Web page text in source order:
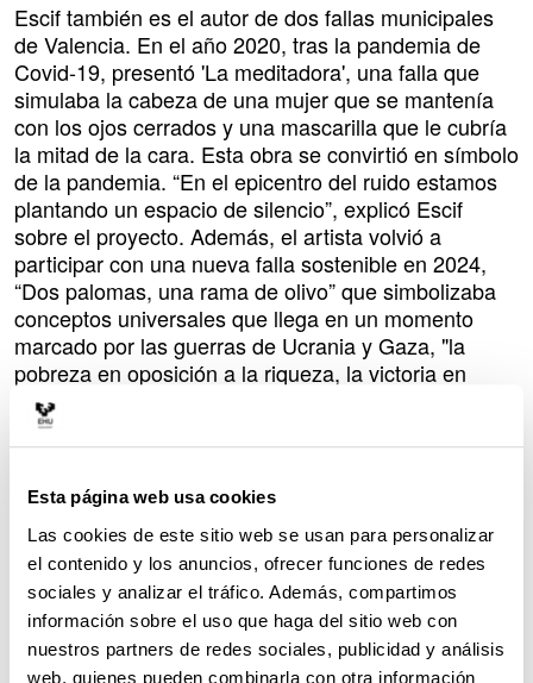
Esta página web usa cookies
Las cookies de este sitio web se usan para personalizar
el contenido y los anuncios, ofrecer funciones de redes
sociales y analizar el tráfico. Además, compartimos
información sobre el uso que haga del sitio web con
nuestros partners de redes sociales, publicidad y análisis
web, quienes pueden combinarla con otra información
Escif también es el autor de dos fallas municipales
de Valencia. En el año 2020, tras la pandemia de
Covid-19, presentó 'La meditadora', una falla que
simulaba la cabeza de una mujer que se mantenía
con los ojos cerrados y una mascarilla que le cubría
la mitad de la cara. Esta obra se convirtió en símbolo
de la pandemia. “En el epicentro del ruido estamos
plantando un espacio de silencio”, explicó Escif
sobre el proyecto. Además, el artista volvió a
participar con una nueva falla sostenible en 2024,
“Dos palomas, una rama de olivo” que simbolizaba
conceptos universales que llega en un momento
marcado por las guerras de Ucrania y Gaza, "la
pobreza en oposición a la riqueza, la victoria en
oposición a la derrota, la fuerza en oposición a la
debilidad, y nosotros en oposición a los otros",
destacó el artista sobre la obra.
Últimamente, ha estado pintando varios murales en
Canadá, Francia y España y prepara su próxima
exposición individual en el Spazio C21 en Italia.
Asimismo, el artista acaba de publicar su tercer libro
en el que reúne la actividad realizada en la última
década con el nombre de “Los cimientos de la